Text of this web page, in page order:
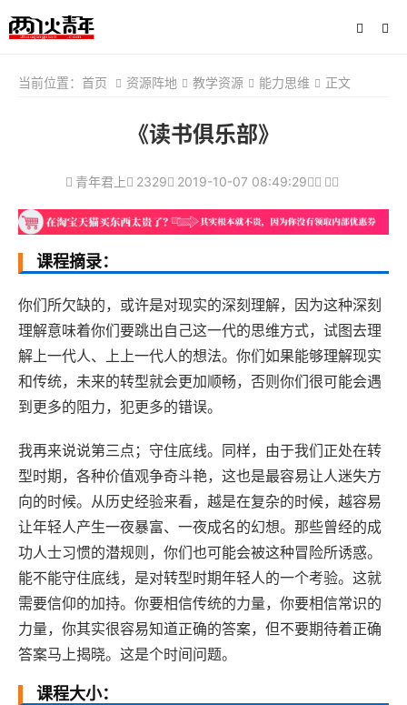
当前位置： 首页 资源阵地 教学资源 能力思维 正文
《读书俱乐部》
青年君上 2329 2019-10-07 08:49:29
课程摘录：
你们所欠缺的，或许是对现实的深刻理解，因为这种深刻
理解意味着你们要跳出自己这一代的思维方式，试图去理
解上一代人、上上一代人的想法。你们如果能够理解现实
和传统，未来的转型就会更加顺畅，否则你们很可能会遇
到更多的阻力，犯更多的错误。
我再来说说第三点；守住底线。同样，由于我们正处在转
型时期，各种价值观争奇斗艳，这也是最容易让人迷失方
向的时候。从历史经验来看，越是在复杂的时候，越容易
让年轻人产生一夜暴富、一夜成名的幻想。那些曾经的成
功人士习惯的潜规则，你们也可能会被这种冒险所诱惑。
能不能守住底线，是对转型时期年轻人的一个考验。这就
需要信仰的加持。你要相信传统的力量，你要相信常识的
力量，你其实很容易知道正确的答案，但不要期待着正确
答案马上揭晓。这是个时间问题。
课程大小：